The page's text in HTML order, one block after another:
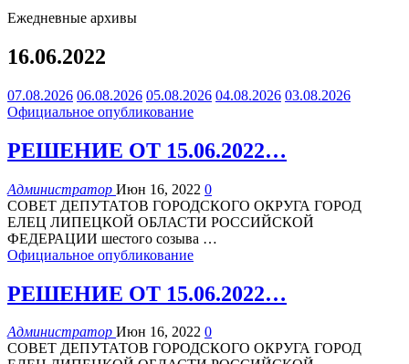
Ежедневные архивы
16.06.2022
07.08.2026 06.08.2026 05.08.2026 04.08.2026 03.08.2026
Официальное опубликование
РЕШЕНИЕ ОТ 15.06.2022…
Администратор Июн 16, 2022 0
СОВЕТ ДЕПУТАТОВ ГОРОДСКОГО ОКРУГА ГОРОД
ЕЛЕЦ ЛИПЕЦКОЙ ОБЛАСТИ РОССИЙСКОЙ
ФЕДЕРАЦИИ шестого созыва …
Официальное опубликование
РЕШЕНИЕ ОТ 15.06.2022…
Администратор Июн 16, 2022 0
СОВЕТ ДЕПУТАТОВ ГОРОДСКОГО ОКРУГА ГОРОД